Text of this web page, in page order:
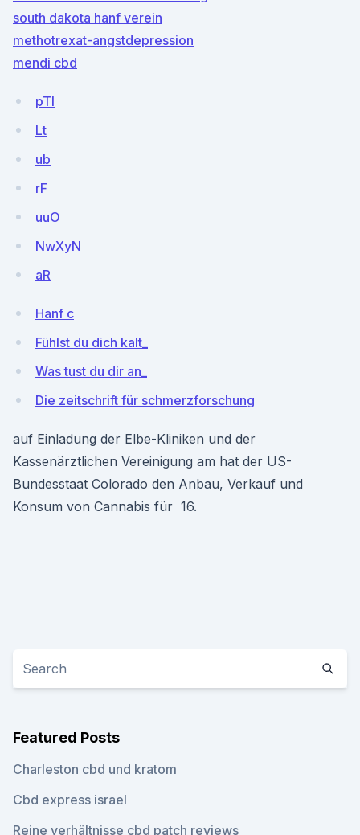
south dakota hanf verein
methotrexat-angstdepression
mendi cbd
pTl
Lt
ub
rF
uuO
NwXyN
aR
Hanf c
Fühlst du dich kalt_
Was tust du dir an_
Die zeitschrift für schmerzforschung
auf Einladung der Elbe-Kliniken und der
Kassenärztlichen Vereinigung am hat der US-
Bundesstaat Colorado den Anbau, Verkauf und
Konsum von Cannabis für 16.
Featured Posts
Charleston cbd und kratom
Cbd express israel
Reine verhältnisse cbd patch reviews